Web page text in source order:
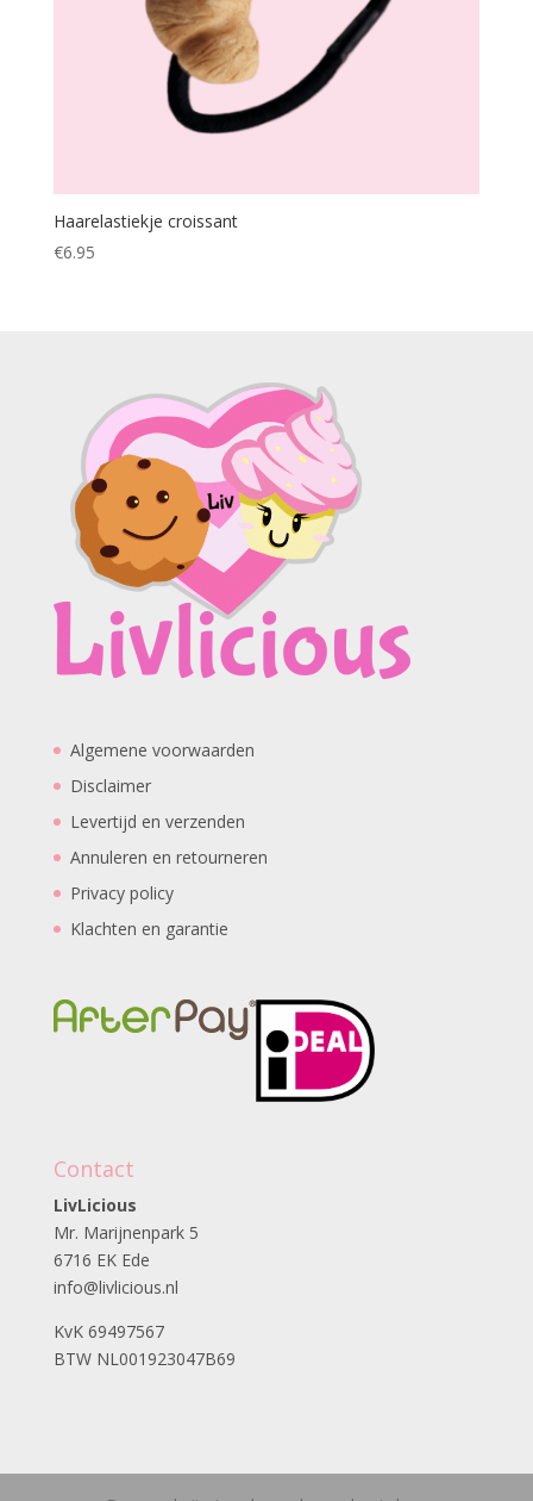
Haarelastiekje croissant
€6.95
Algemene voorwaarden
Disclaimer
Levertijd en verzenden
Annuleren en retourneren
Privacy policy
Klachten en garantie
Contact
LivLicious
Mr. Marijnenpark 5
6716 EK Ede
info@livlicious.nl
KvK 69497567
BTW NL001923047B69